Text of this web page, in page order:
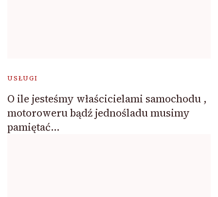
USŁUGI
O ile jesteśmy właścicielami samochodu ,
motoroweru bądź jednośladu musimy
pamiętać…